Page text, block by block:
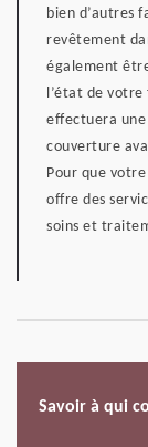
bien d’autres
revêtement
également
l’état de votre
effectuera une
couverture
Pour que
offre des
soins et
Savoir à qui